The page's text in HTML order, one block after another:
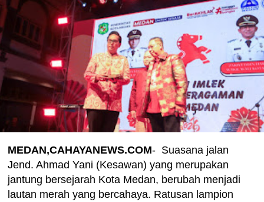
MEDAN,CAHAYANEWS.COM- Suasana jalan
Jend. Ahmad Yani (Kesawan) yang merupakan
jantung bersejarah Kota Medan, berubah menjadi
lautan merah yang bercahaya. Ratusan lampion